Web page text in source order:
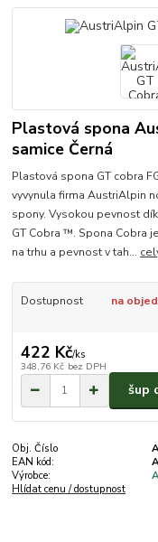
Plastová spona
samice Černá
Plastová spona GT cobra
vyvynula firma AustriAlpin
spony. Vysokou pevnost
GT Cobra ™. Spona Cobra
na trhu a pevnost v tah...
Dostupnost na
422 Kč/ks
348,76 Kč bez DPH
šup
Obj. Číslo
EAN kód:
Výrobce:
Hlídat cenu / dostupnost